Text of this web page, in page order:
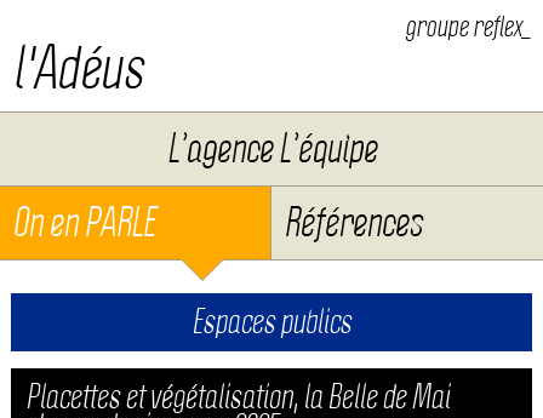
l'Adéus
groupe reflex_
L’agence L’équipe
On en PARLE
Références
Espaces publics
Placettes et végétalisation, la Belle de Mai